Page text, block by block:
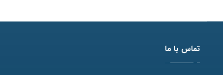
تماس با ما